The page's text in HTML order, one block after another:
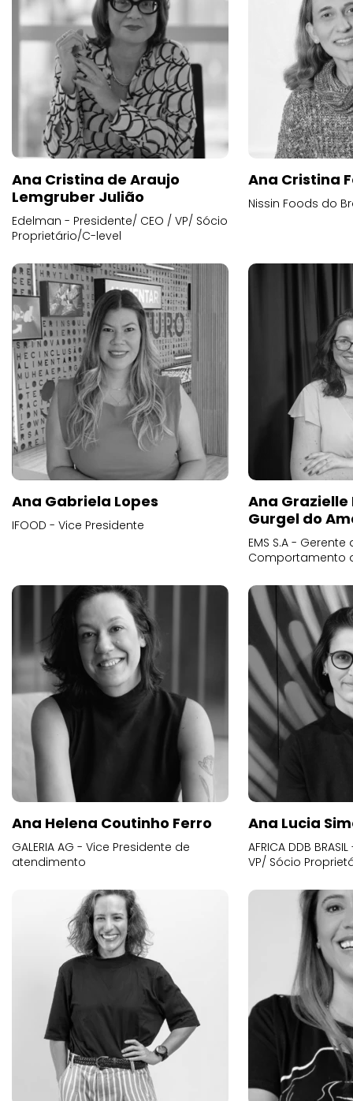
Ana Cristina de Araujo
Lemgruber Julião
Edelman - Presidente/ CEO / VP/ Sócio
Proprietário/C-level
Ana Cristina
Nissin Foods do
Ana Gabriela Lopes
IFOOD - Vice Presidente
Ana
Gurgel do
EMS S.A -
Comportamento
Ana Helena Coutinho Ferro
GALERIA AG - Vice Presidente de
atendimento
Ana Lucia
AFRICA DDB
VP/ Sócio